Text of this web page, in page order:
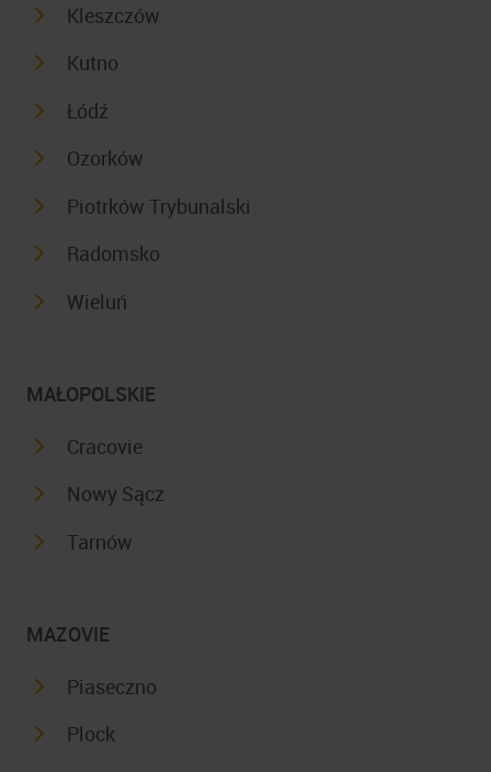
Kleszczów
Kutno
Łódź
Ozorków
Piotrków Trybunalski
Radomsko
Wieluń
MAŁOPOLSKIE
Cracovie
Nowy Sącz
Tarnów
MAZOVIE
Piaseczno
Plock